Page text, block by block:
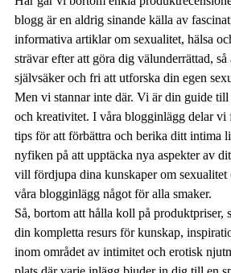
blogg är en aldrig sinande källa av
informativa artiklar om sexualitet, hälsa
strävar efter att göra dig välunderrättad,
självsäker och fri att utforska din egen
Men vi stannar inte där. Vi är din guide
och kreativitet. I våra blogginlägg delar vi
tips för att förbättra och berika ditt intima
nyfiken på att upptäcka nya aspekter av
vill fördjupa dina kunskaper om sexualitet
våra blogginlägg något för alla smaker.
Så, bortom att hålla koll på produktpriser,
din kompletta resurs för kunskap,
inom området av intimitet och erotisk